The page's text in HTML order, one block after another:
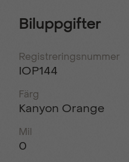
Biluppgifter
Registreringsnummer
IOP144
Färg
Kanyon Orange
Mil
0